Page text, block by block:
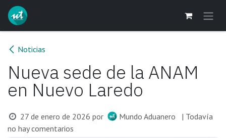
Ir al contenido
Noticias
Nueva sede de la ANAM
en Nuevo Laredo
27 de enero de 2026 por Mundo Aduanero
| Todavía
no hay comentarios